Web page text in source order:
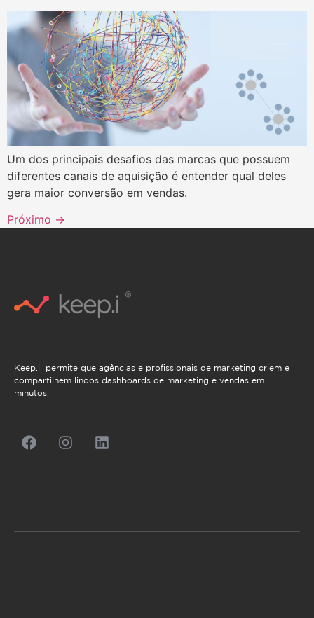
Um dos principais desafios das marcas que possuem
diferentes canais de aquisição é entender qual deles
gera maior conversão em vendas.
Próximo →
Keep.i permite que agências e profissionais de marketing criem e
compartilhem lindos dashboards de marketing e vendas em
minutos.